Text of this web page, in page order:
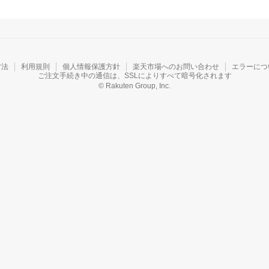
利用規則 個人情報保護方針 楽天市場へのお問い合わせ
エラーに
ご注文手続き中の通信は、SSLによりすべて暗号化されます
© Rakuten Group, Inc.